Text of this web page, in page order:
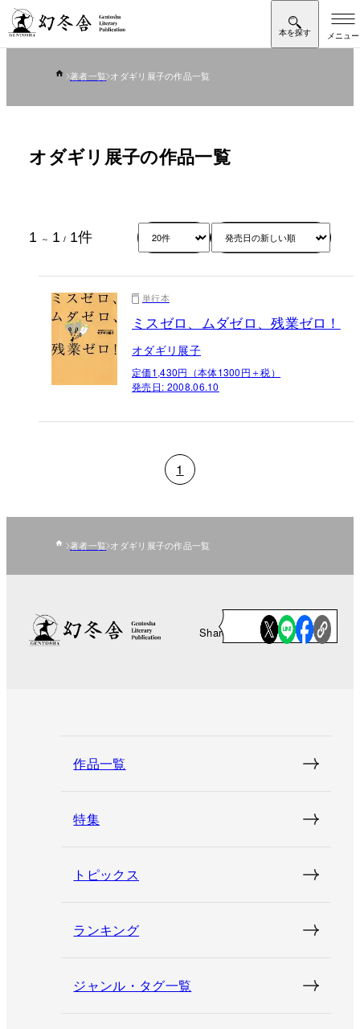
著者一覧 オダギリ展子の作品一覧
オダギリ展子の作品一覧
1 ～ 1 / 1件
単行本
ミスゼロ、ムダゼロ、残業ゼロ！
オダギリ展子
定価1,430円（本体1300円＋税）
発売日: 2008.06.10
1
著者一覧 オダギリ展子の作品一覧
Share
作品一覧
特集
トピックス
ランキング
ジャンル・タグ一覧